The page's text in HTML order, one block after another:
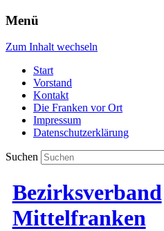
Menü
Zum Inhalt wechseln
Start
Vorstand
Kontakt
Die Franken vor Ort
Impressum
Datenschutzerklärung
Suchen
Bezirksverband
Mittelfranken